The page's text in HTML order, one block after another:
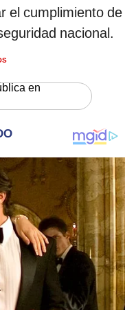
el cumplimiento de
nacional.
en